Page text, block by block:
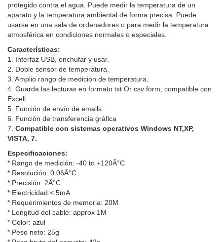
protegido contra el agua. Puede medir la temperatura de un
aparato y la temperatura ambiental de forma precisa. Puede
usarse en una sala de ordenadores o para medir la temperatura
atmosférica en condiciones normales o especiales.
Características:
1. Interfaz USB, enchufar y usar.
2. Doble sensor de temperatura.
3. Amplio rango de medición de temperatura.
4. Guarda las lecturas en formato txt Or csv form, compatible con
Excell.
5. Función de envío de emails.
6. Función de transferencia gráfica
7. Compatible con sistemas operativos Windows NT,XP,
VISTA, 7.
Especificaciones:
* Rango de medición: -40 to +120Â°C
* Resolución: 0.06Â°C
* Precisión: 2Â°C
* Electricidad:< 5mA
* Requerimientos de memoria: 20M
* Longitud del cable: approx 1M
* Color: azul
* Peso neto: 25g